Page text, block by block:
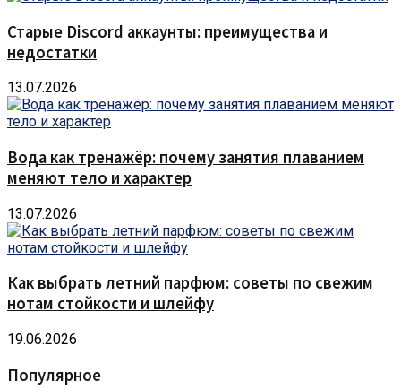
Старые Discord аккаунты: преимущества и
недостатки
13.07.2026
Вода как тренажёр: почему занятия плаванием
меняют тело и характер
13.07.2026
Как выбрать летний парфюм: советы по свежим
нотам стойкости и шлейфу
19.06.2026
Популярное